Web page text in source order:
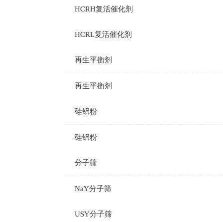
HCRH复活催化剂
HCRL复活催化剂
再生平衡剂
再生平衡剂
硅铝粉
硅铝粉
分子筛
NaY分子筛
USY分子筛